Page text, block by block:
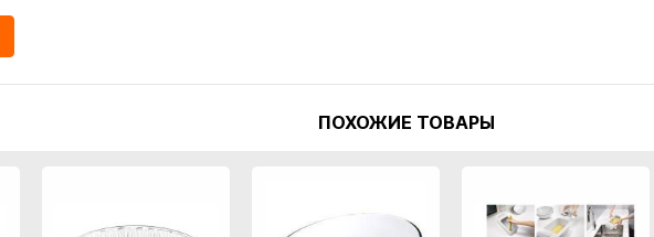
ПОХОЖИЕ ТОВАРЫ